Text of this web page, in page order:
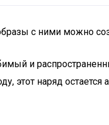
с ними можно
и
этот наряд остается